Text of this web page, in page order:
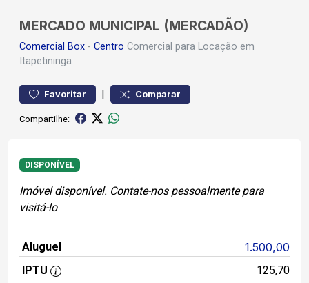
MERCADO MUNICIPAL (MERCADÃO)
Comercial Box - Centro Comercial para Locação em
Itapetininga
Favoritar | Comparar
Compartilhe:
DISPONÍVEL
Imóvel disponível. Contate-nos pessoalmente para
visitá-lo
Aluguel 1.500,00
IPTU 125,70